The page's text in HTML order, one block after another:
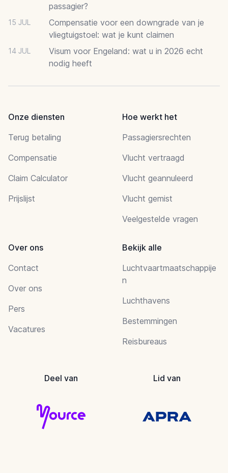
passagier?
15 JUL
Compensatie voor een downgrade van je
vliegtuigstoel: wat je kunt claimen
14 JUL
Visum voor Engeland: wat u in 2026 echt
nodig heeft
Onze diensten
Terug betaling
Compensatie
Claim Calculator
Prijslijst
Hoe werkt het
Passagiersrechten
Vlucht vertraagd
Vlucht geannuleerd
Vlucht gemist
Veelgestelde vragen
Over ons
Contact
Over ons
Pers
Vacatures
Bekijk alle
Luchtvaartmaatschappije
n
Luchthavens
Bestemmingen
Reisbureaus
Deel van Lid van